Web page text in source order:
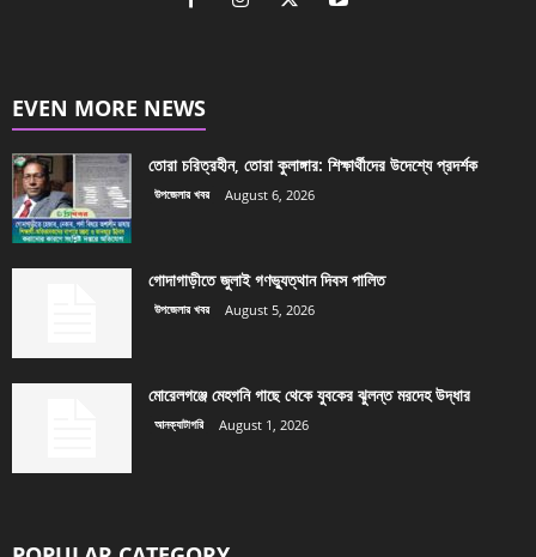
EVEN MORE NEWS
তোরা চরিত্রহীন, তোরা কুলাঙ্গার: শিক্ষার্থীদের উদেশ্যে প্রদর্শক
উপজেলার খবর August 6, 2026
গোদাগাড়ীতে জুলাই গণভ্যুত্থান দিবস পালিত
উপজেলার খবর August 5, 2026
মোরেলগঞ্জে মেহগনি গাছে থেকে যুবকের ঝুলন্ত মরদেহ উদ্ধার
আনক্যাটাগরি August 1, 2026